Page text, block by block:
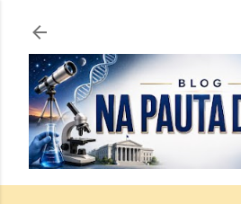
Pular para o